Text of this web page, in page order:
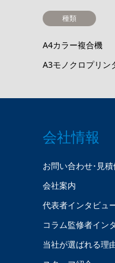
種類
A4カラー複合機
A3モノクロプリン
会社情報
お問い合わせ･見
会社案内
代表者インタビュ
コラム監修者イン
当社が選ばれる理